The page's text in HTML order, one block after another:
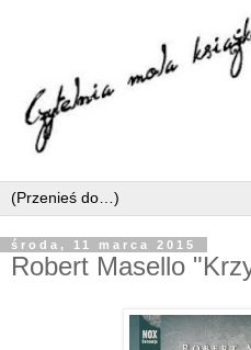
środa, 11 marca 2015
Robert Masello